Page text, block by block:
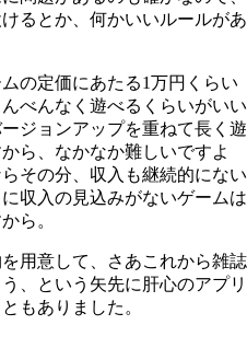
るとか、何かいいルールがあ
の定価にあたる1万円くらい
べんなく遊べるくらいがいい
ジョンアップを重ねて長く遊
ら、なかなか難しいですよ
その分、収入も継続的にない
収入の見込みがないゲームは
ら。
用意して、さあこれから雑誌
、という矢先に肝心のアプリ
もありました。